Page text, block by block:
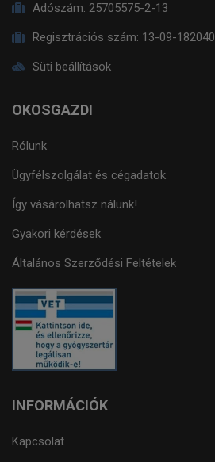
Adószám: 25705575-2-13
Regisztrációs szám: 13-09-182040
Süti beállítások
OKOSGAZDI
Rólunk
Ügyfélszolgálat és cégadatok
Így vásárolhatsz nálunk!
Gyakori kérdések
Általános Szerződési Feltételek
INFORMÁCIÓK
Kapcsolat